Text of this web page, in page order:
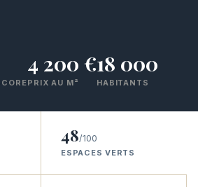
4 200 €
PRIX AU M²
18 000
HABITANTS
48/100
ESPACES VERTS